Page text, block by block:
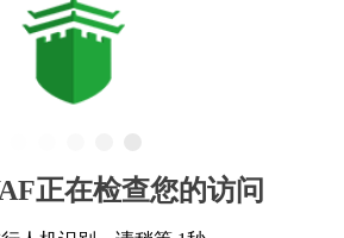
正在检查您的访问